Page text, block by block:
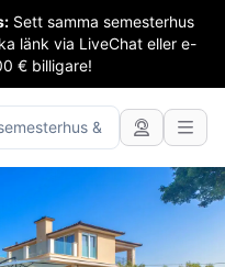
Sett samma semesterhus
länk via LiveChat eller e-
€ billigare!